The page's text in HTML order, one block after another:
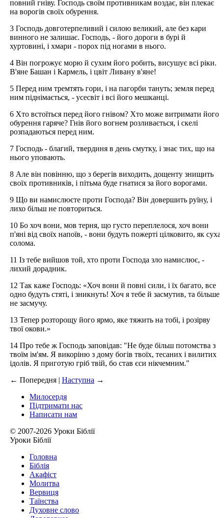
повний гніву. Господь своїм противникам воздає, він плекає
на ворогів своїх обурення.
3 Господь довготерпеливий і силою великий, але без кари
винного не залишає. Господь, - його дороги в бурі й
хуртовині, і хмари - порох під ногами в нього.
4 Він погрожує морю й сухим його робить, висушує всі ріки.
В'яне Башан і Кармель, і цвіт Ливану в'яне!
5 Перед ним тремтять гори, і на пагорби тануть; земля перед
ним піднімається, - усесвіт і всі його мешканці.
6 Хто встоїться перед його гнівом? Хто може витримати його
обурення гаряче? Гнів його вогнем розливається, і скелі
розпадаються перед ним.
7 Господь - благий, твердиня в день смутку, і знає тих, що на
нього уповають.
8 Але він повінню, що з берегів виходить, дощенту знищить
своїх противників, і пітьма буде гнатися за його ворогами.
9 Що ви намислюєте проти Господа? Він довершить руїну, і
лихо більш не повториться.
10 Бо хоч вони, мов терня, що густо переплелося, хоч вони
п'яні від своїх напоїв, - вони будуть пожерті цілковито, як
солома.
11 Із тебе вийшов той, хто проти Господа зло намислює, -
лихий дорадник.
12 Так каже Господь: «Хоч вони й повні сили, і їх багато, все
одно будуть стяті, і зникнуть! Хоч я тебе й засмутив, та більше
не засмучу.
13 Тепер розторощу його ярмо, яке тяжить на тобі, і розірву
твої окови.»
14 Про тебе ж Господь заповідав: "Не буде більш потомства з
твоїм ім'ям. Я викоріню з дому богів твоїх, тесаних і вилитих
ідолів. Я приготую гріб твій, бо став єси нікчемним."
← Попередня | Наступна →
Милосердя
Підтримати нас
Написати нам
© 2007-2026 Уроки Біблії
Уроки Біблії
Головна
Біблія
Акафіст
Молитва
Вервиця
Таїнства
Духовне слово